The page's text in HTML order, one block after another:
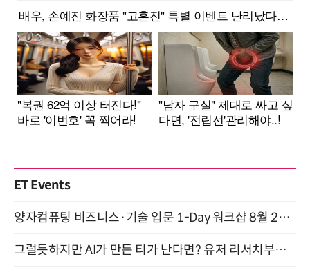
ET Events
양자컴퓨팅 비즈니스·기술 입문 1-Day 워크샵 8월 28일 개최
그럴듯하지만 AI가 만든 티가 난다면? 유저 리서치부터 배포까지! (9/15)